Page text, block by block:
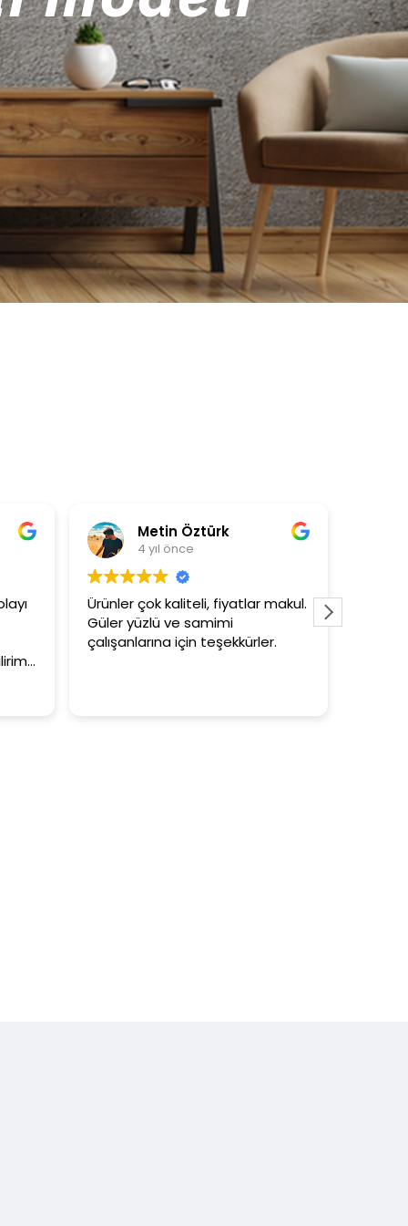
Öztürk
kaliteli, fiyatlar makul.
samimi
için teşekkürler.
Asli Ersoy
3+1 evin kagidini kapataslak ne
tutar